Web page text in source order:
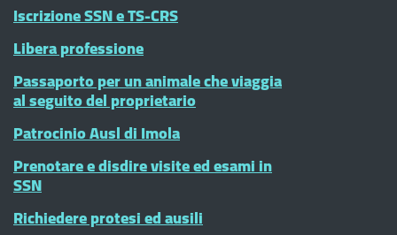
Iscrizione SSN e TS-CRS
Libera professione
Passaporto per un animale che viaggia
al seguito del proprietario
Patrocinio Ausl di Imola
Prenotare e disdire visite ed esami in
SSN
Richiedere protesi ed ausili